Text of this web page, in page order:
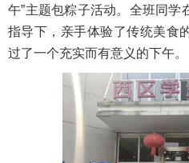
午”主题包粽子活动。全班同
指导下，亲手体验了传统美食
过了一个充实而有意义的下午。